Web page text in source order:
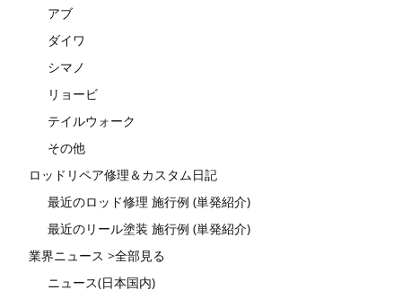
アブ
ダイワ
シマノ
リョービ
テイルウォーク
その他
ロッドリペア修理＆カスタム日記
最近のロッド修理 施行例 (単発紹介)
最近のリール塗装 施行例 (単発紹介)
業界ニュース >全部見る
ニュース(日本国内)